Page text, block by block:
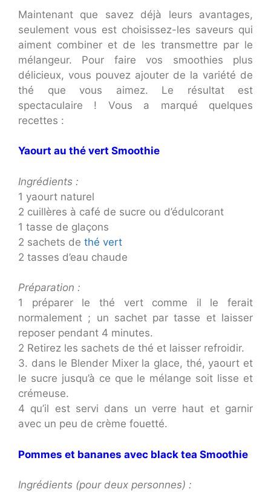
Maintenant que savez déjà leurs avantages,
seulement vous est choisissez-les saveurs qui
aiment combiner et de les transmettre par le
mélangeur. Pour faire vos smoothies plus
délicieux, vous pouvez ajouter de la variété de
thé que vous aimez. Le résultat est
spectaculaire ! Vous a marqué quelques
recettes :
Yaourt au thé vert Smoothie
Ingrédients :
1 yaourt naturel
2 cuillères à café de sucre ou d’édulcorant
1 tasse de glaçons
2 sachets de thé vert
2 tasses d’eau chaude
Préparation :
1 préparer le thé vert comme il le ferait
normalement ; un sachet par tasse et laisser
reposer pendant 4 minutes.
2 Retirez les sachets de thé et laisser refroidir.
3. dans le Blender Mixer la glace, thé, yaourt et
le sucre jusqu’à ce que le mélange soit lisse et
crémeuse.
4 qu’il est servi dans un verre haut et garnir
avec un peu de crème fouetté.
Pommes et bananes avec black tea Smoothie
Ingrédients (pour deux personnes) :